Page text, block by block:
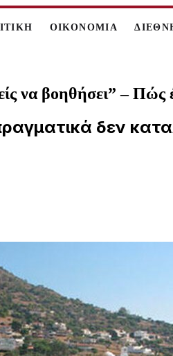
ΟΙΚΟΝΟΜΙΑ
να βοηθήσει” – Πώς
δεν